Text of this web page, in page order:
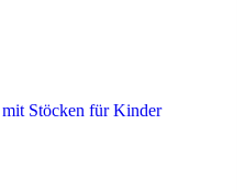
Stöcken für Kinder